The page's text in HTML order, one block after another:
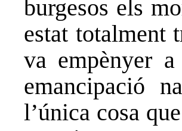
burgesos els
estat totalment
va empènyer
emancipació
l’única cosa